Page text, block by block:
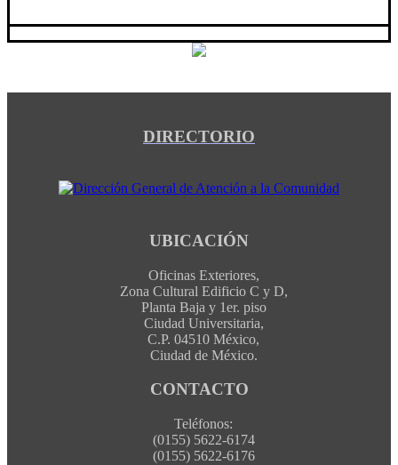
DIRECTORIO
UBICACIÓN
Oficinas Exteriores,
Zona Cultural Edificio C y D,
Planta Baja y 1er. piso
Ciudad Universitaria,
C.P. 04510 México,
Ciudad de México.
CONTACTO
Teléfonos:
(0155) 5622-6174
(0155) 5622-6176